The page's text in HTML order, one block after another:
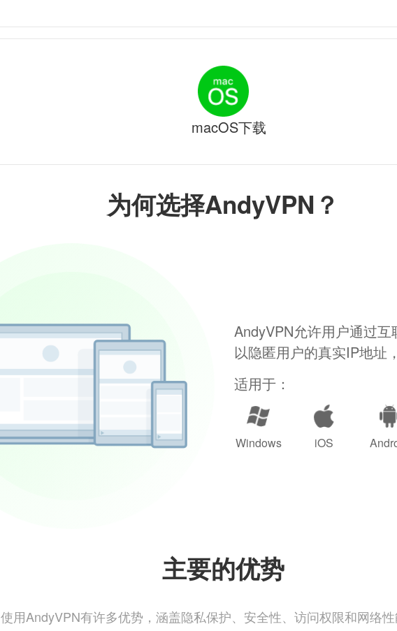
为何选择AndyVPN？
AndyVPN允许用户通过
以隐匿用户的真实IP地址
适用于：
Windows iOS
主要的优势
使用AndyVPN有许多优势，涵盖隐私保护、安全性、访问权限和网络
macOS下载